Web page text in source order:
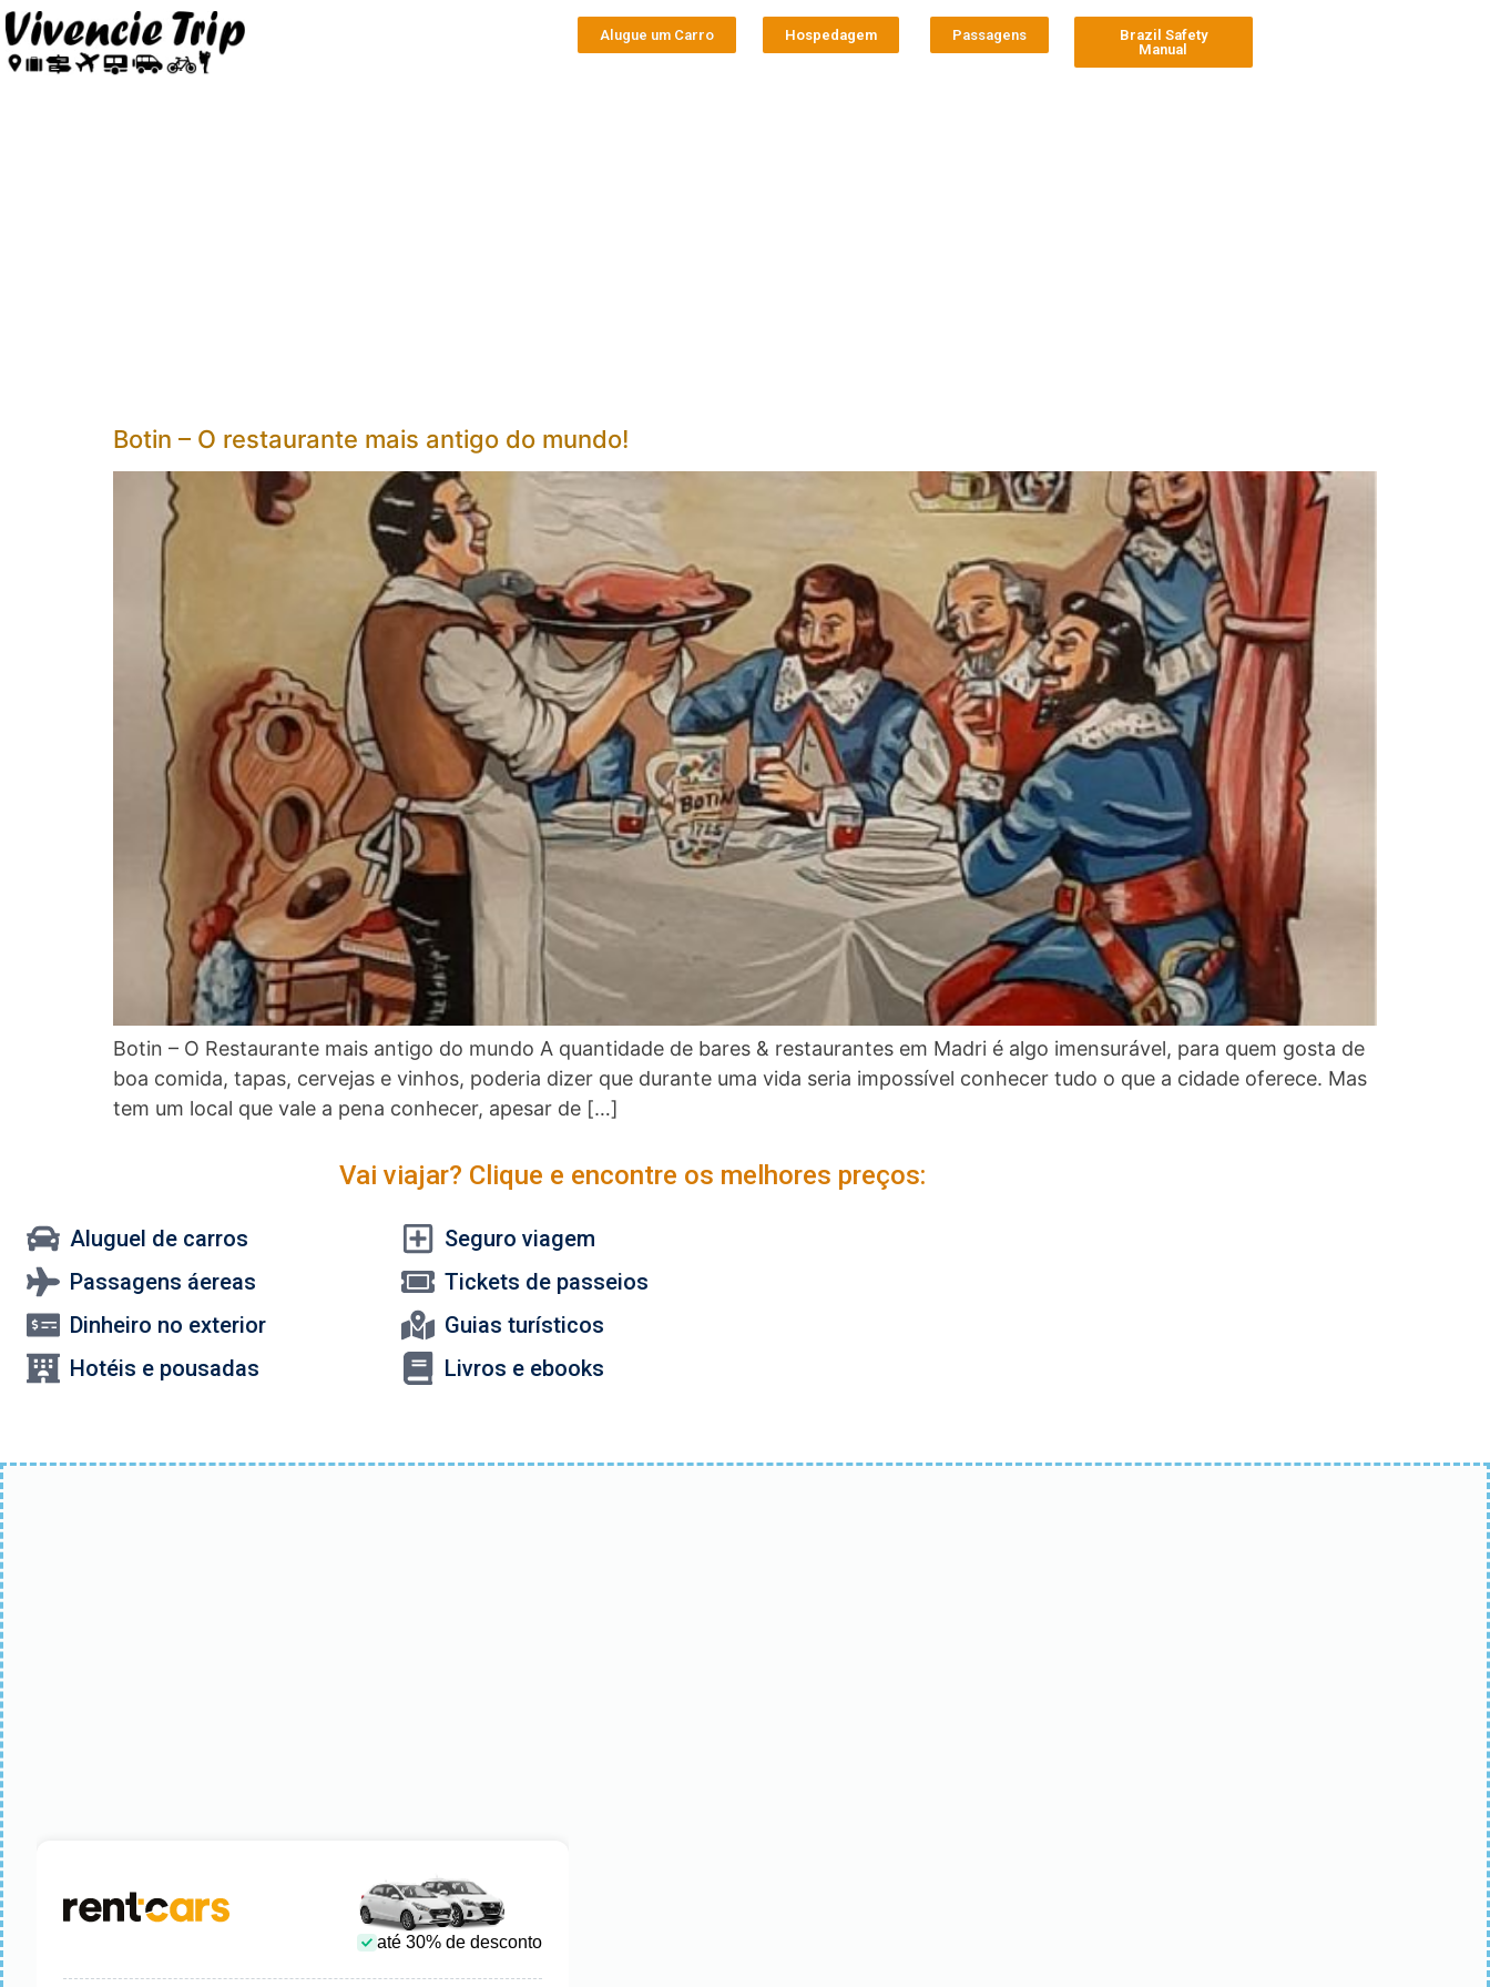
Alugue um Carro Hospedagem Passagens
Brazil Safety
Manual
Botin – O restaurante mais antigo do mundo!
Botin – O Restaurante mais antigo do mundo A quantidade de bares & restaurantes em Madri é algo imensurável, para quem gosta de
boa comida, tapas, cervejas e vinhos, poderia dizer que durante uma vida seria impossível conhecer tudo o que a cidade oferece. Mas
tem um local que vale a pena conhecer, apesar de […]
Vai viajar? Clique e encontre os melhores preços:
Aluguel de carros
Passagens áereas
Dinheiro no exterior
Hotéis e pousadas
Seguro viagem
Tickets de passeios
Guias turísticos
Livros e ebooks